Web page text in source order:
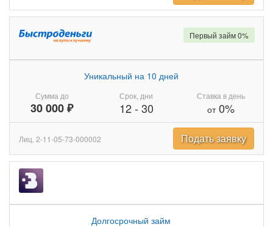
Сумма до
30 000 ₽
Уникальный на 10 дней
Срок, дни
12- 30
Ставка в день
от0%
Первый займ 0%
Лиц. 2-11-05-73-000002 Подать заявку
Долгосрочный займ